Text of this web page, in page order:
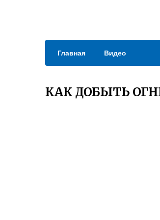
Главная Видео
КАК ДОБЫТЬ